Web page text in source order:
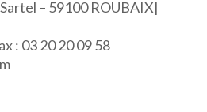
– 59100 ROUBAIX|
: 03 20 20 09 58